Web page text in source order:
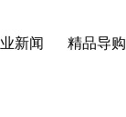
新闻 精品导购